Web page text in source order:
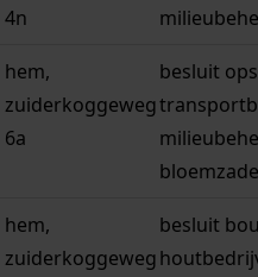
4n
hem,
zuiderkoggeweg
6a
besluit
hem,
zuiderkoggeweg
besluit